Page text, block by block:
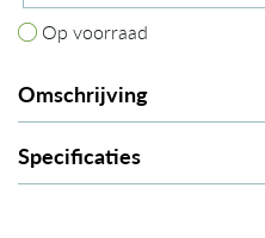
Op voorraad
Op voorraad
Omschrijving
Specificaties